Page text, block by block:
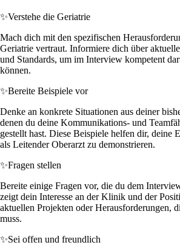
✨Verstehe die Geriatrie
Mach dich mit den spezifischen
Geriatrie vertraut. Informiere dich über
und Standards, um im Interview kompetent
können.
✨Bereite Beispiele vor
Denke an konkrete Situationen aus deiner
denen du deine Kommunikations- und
gestellt hast. Diese Beispiele helfen dir, deine
als Leitender Oberarzt zu demonstrieren.
✨Fragen stellen
Bereite einige Fragen vor, die du dem
zeigt dein Interesse an der Klinik und der
aktuellen Projekten oder Herausforderungen,
muss.
✨Sei offen und freundlich